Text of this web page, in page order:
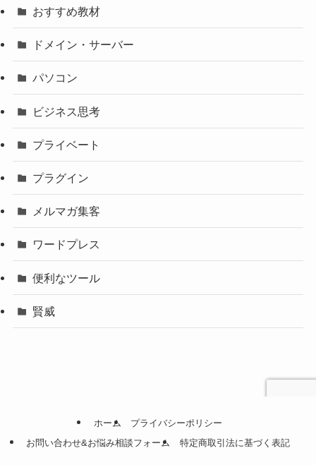
おすすめ教材
ドメイン・サーバー
パソコン
ビジネス思考
プライベート
プラグイン
メルマガ集客
ワードプレス
便利なツール
賢威
ホーム
プライバシーポリシー
お問い合わせ&お悩み相談フォーム
特定商取引法に基づく表記